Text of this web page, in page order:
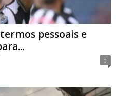
pessoais e
0